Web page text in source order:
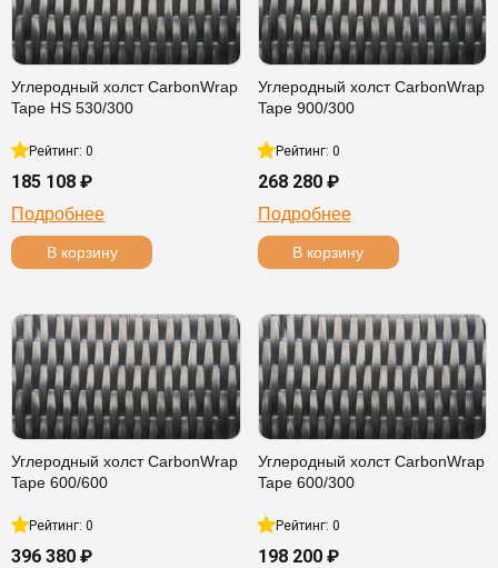
Углеродный холст CarbonWrap
Tape HS 530/300
Рейтинг: 0
185 108 ₽
Подробнее
В корзину
Углеродный холст CarbonWrap
Tape 900/300
Рейтинг: 0
268 280 ₽
Подробнее
В корзину
Углеродный холст CarbonWrap
Tape 600/600
Рейтинг: 0
396 380 ₽
Углеродный холст CarbonWrap
Tape 600/300
Рейтинг: 0
198 200 ₽